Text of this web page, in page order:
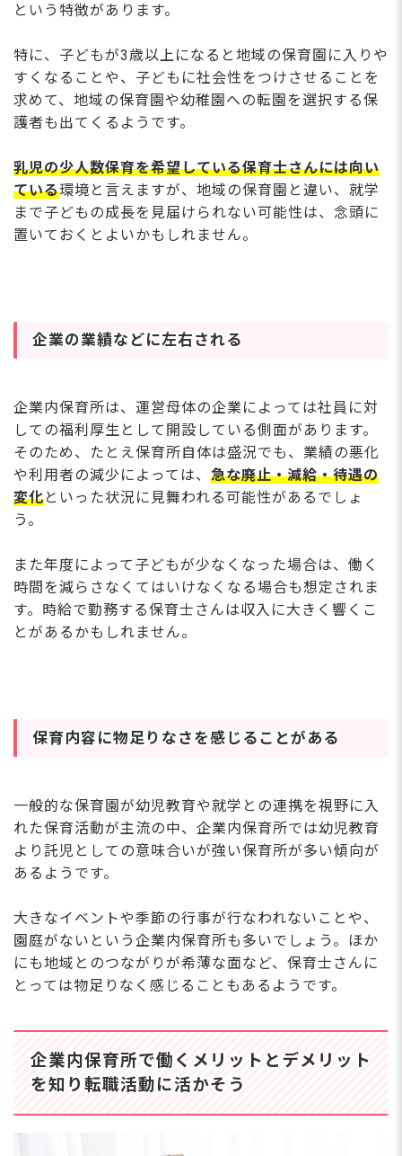
という特徴があります。
特に、子どもが3歳以上になると地域の保育園に入りや
すくなることや、子どもに社会性をつけさせることを
求めて、地域の保育園や幼稚園への転園を選択する保
護者も出てくるようです。
乳児の少人数保育を希望している保育士さんには向い
ている環境と言えますが、地域の保育園と違い、就学
まで子どもの成長を見届けられない可能性は、念頭に
置いておくとよいかもしれません。
企業の業績などに左右される
企業内保育所は、運営母体の企業によっては社員に対
しての福利厚生として開設している側面があります。
そのため、たとえ保育所自体は盛況でも、業績の悪化
や利用者の減少によっては、 急な廃止・減給・待遇の
変化といった状況に見舞われる可能性があるでしょ
う。
また年度によって子どもが少なくなった場合は、働く
時間を減らさなくてはいけなくなる場合も想定されま
す。時給で勤務する保育士さんは収入に大きく響くこ
とがあるかもしれません。
保育内容に物足りなさを感じることがある
一般的な保育園が幼児教育や就学との連携を視野に入
れた保育活動が主流の中、企業内保育所では幼児教育
より託児としての意味合いが強い保育所が多い傾向が
あるようです。
大きなイベントや季節の行事が行なわれないことや、
園庭がないという企業内保育所も多いでしょう。ほか
にも地域とのつながりが希薄な面など、保育士さんに
とっては物足りなく感じることもあるようです。
企業内保育所で働くメリットとデメリット
を知り転職活動に活かそう